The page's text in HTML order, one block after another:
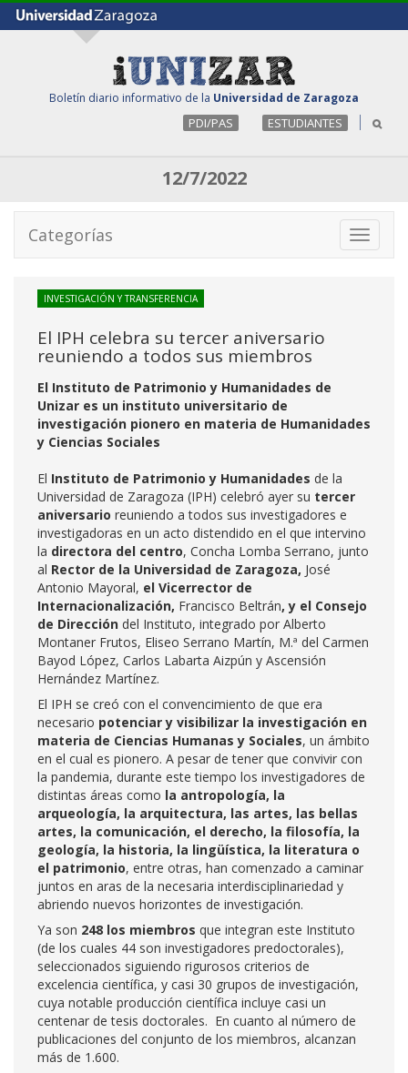
Boletín diario informativo de la Universidad de Zaragoza
PDI/PAS ESTUDIANTES
12/7/2022
Toggle
Categorías
INVESTIGACIÓN Y TRANSFERENCIA
El IPH celebra su tercer aniversario
reuniendo a todos sus miembros
El Instituto de Patrimonio y Humanidades de
Unizar es un instituto universitario de
investigación pionero en materia de Humanidades
y Ciencias Sociales
El Instituto de Patrimonio y Humanidades de la
Universidad de Zaragoza (IPH) celebró ayer su tercer
aniversario reuniendo a todos sus investigadores e
investigadoras en un acto distendido en el que intervino
la directora del centro, Concha Lomba Serrano, junto
al Rector de la Universidad de Zaragoza, José
Antonio Mayoral, el Vicerrector de
Internacionalización, Francisco Beltrán, y el Consejo
de Dirección del Instituto, integrado por Alberto
Montaner Frutos, Eliseo Serrano Martín, M.ª del Carmen
Bayod López, Carlos Labarta Aizpún y Ascensión
Hernández Martínez.
El IPH se creó con el convencimiento de que era
necesario potenciar y visibilizar la investigación en
materia de Ciencias Humanas y Sociales, un ámbito
en el cual es pionero. A pesar de tener que convivir con
la pandemia, durante este tiempo los investigadores de
distintas áreas como la antropología, la
arqueología, la arquitectura, las artes, las bellas
artes, la comunicación, el derecho, la filosofía, la
geología, la historia, la lingüística, la literatura o
el patrimonio, entre otras, han comenzado a caminar
juntos en aras de la necesaria interdisciplinariedad y
abriendo nuevos horizontes de investigación.
Ya son 248 los miembros que integran este Instituto
(de los cuales 44 son investigadores predoctorales),
seleccionados siguiendo rigurosos criterios de
excelencia científica, y casi 30 grupos de investigación,
cuya notable producción científica incluye casi un
centenar de tesis doctorales. En cuanto al número de
publicaciones del conjunto de los miembros, alcanzan
más de 1.600.